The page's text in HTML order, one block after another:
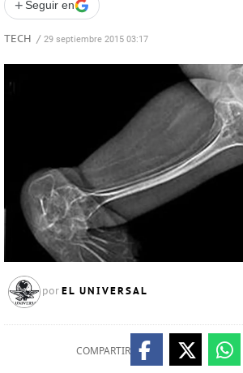
+ Seguir en
TECH / 29 septiembre 2015 03:17
por EL UNIVERSAL
COMPARTIR